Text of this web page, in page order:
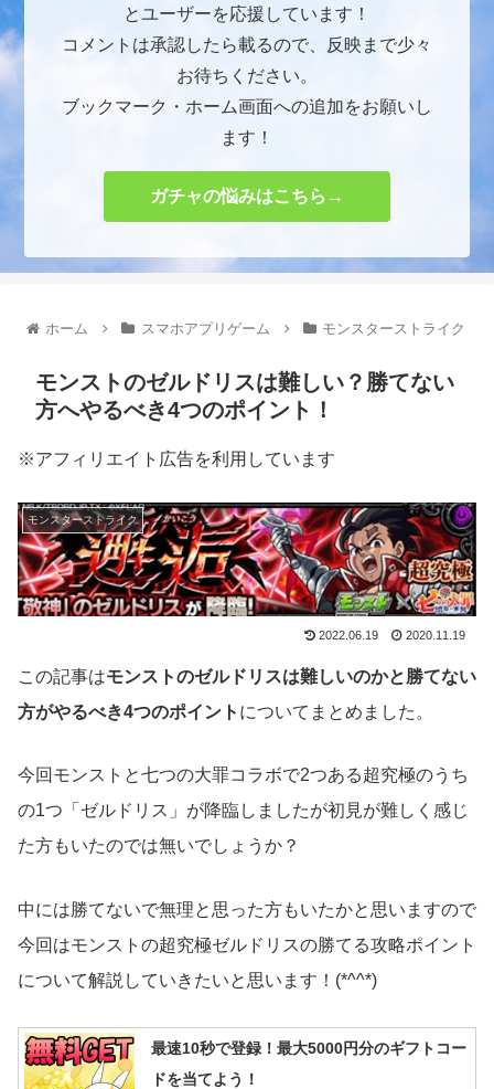
とユーザーを応援しています！
コメントは承認したら載るので、反映まで少々
お待ちください。
ブックマーク・ホーム画面への追加をお願いし
ます！
ガチャの悩みはこちら→
ホーム スマホアプリゲーム モンスターストライク
モンストのゼルドリスは難しい？勝てない
方へやるべき4つのポイント！
※アフィリエイト広告を利用しています
モンスターストライク
2022.06.19 2020.11.19
この記事はモンストのゼルドリスは難しいのかと勝てない
方がやるべき4つのポイント についてまとめました。
今回モンストと七つの大罪コラボで2つある超究極のうち
の1つ「ゼルドリス」が降臨しましたが初見が難しく感じ
た方もいたのでは無いでしょうか？
中には勝てないで無理と思った方もいたかと思いますので
今回はモンストの超究極ゼルドリスの勝てる攻略ポイント
について解説していきたいと思います！(*^^*)
最速10秒で登録！最大5000円分のギフトコー
ドを当てよう！